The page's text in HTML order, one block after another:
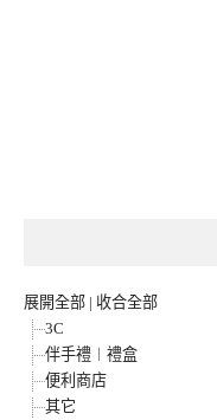
展開全部 | 收合全部
3C
伴手禮︱禮盒
便利商店
其它